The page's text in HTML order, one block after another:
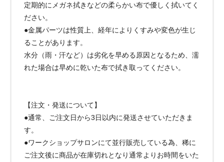
定期的にメガネ拭きなどの柔らかい布で優しく拭いてく
ださい。
●金属パーツは性質上、経年によりくすみや変色が生じ
ることがあります。
水分（雨・汗など）は劣化を早める原因となるため、濡
れた場合は早めに乾いた布で拭き取ってください。
【注文・発送について】
●通常、ご注文日から3日以内に発送させていただきま
す。
●ワークショップサロンにて並行販売している為、稀に
ご注文後に商品が在庫切れとなり通常よりお時間をいた